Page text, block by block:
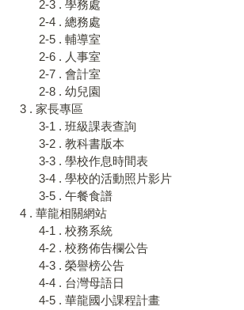
2-3 . 學務處
2-4 . 總務處
2-5 . 輔導室
2-6 . 人事室
2-7 . 會計室
2-8 . 幼兒園
3 . 家長專區
3-1 . 班級課表查詢
3-2 . 教科書版本
3-3 . 學校作息時間表
3-4 . 學校的活動照片影片
3-5 . 午餐食譜
4 . 華龍相關網站
4-1 . 校務系統
4-2 . 校務佈告欄公告
4-3 . 榮譽榜公告
4-4 . 台灣母語日
4-5 . 華龍國小課程計畫